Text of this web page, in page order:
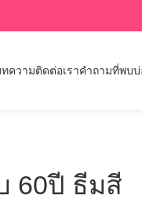
ความติดต่อเราคำถามที่พบบ่
60ปี ธีมสี